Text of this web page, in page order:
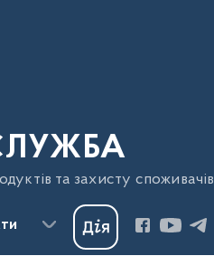
та захисту споживачів